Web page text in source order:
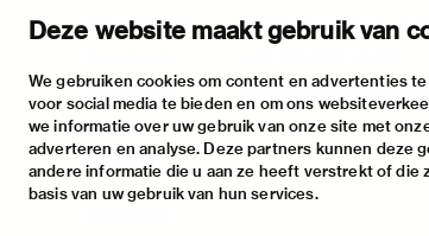
Deze website maakt gebruik van
We gebruiken cookies om content en advertenties
voor social media te bieden en om ons
we informatie over uw gebruik van onze site met
adverteren en analyse. Deze partners kunnen deze
andere informatie die u aan ze heeft verstrekt of die
basis van uw gebruik van hun services.
nieuwsbrief
instagram
twitter
linkedin
stratumsedijk 2